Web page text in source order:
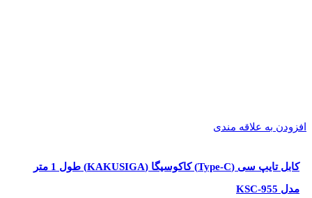
افزودن به علاقه مندی
کابل تایپ سی (Type-C) کاکوسیگا (KAKUSIGA) طول 1 متر
مدل KSC-955